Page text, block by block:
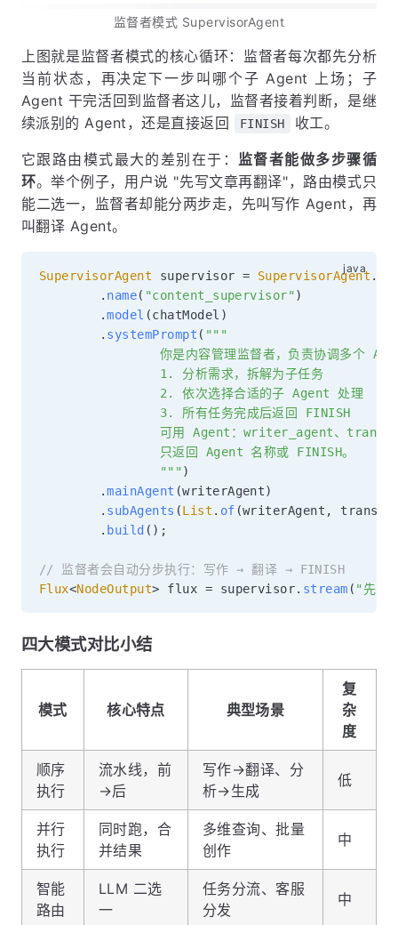
监督者模式 SupervisorAgent
上图就是监督者模式的核心循环：监督者每次都先分析
当前状态，再决定下一步叫哪个子 Agent 上场；子
Agent 干完活回到监督者这儿，监督者接着判断，是继
续派别的 Agent，还是直接返回
FINISH 收工。
它跟路由模式最大的差别在于：监督者能做多步骤循
环。举个例子，用户说 "先写文章再翻译"，路由模式只
能二选一，监督者却能分两步走，先叫写作 Agent，再
叫翻译 Agent。
SupervisorAgent supervisor = SupervisorAgent .
. name( "content_supervisor" )
.model (chatModel )
. systemPrompt ( """
你是内容管理监督者，负责协调多个
                1. 分析需求，拆解为子任务
                2. 依次选择合适的子 Agent 处理
                3. 所有任务完成后返回 FINISH
可用 Agent：writer_agent、
                只返回 Agent 名称或 FINISH。
                """
)
.mainAgent (writerAgent)
. subAgents (List . of (writerAgent ,
. build ( ) ;
// 监督者会自动分步执行：写作 → 翻译 → FINISH
Flux<NodeOutput> flux = supervisor. stream ( "先写
四大模式对比小结
模式 核心特点 典型场景
复
杂
度
顺序
执行
流水线，前
→后
写作→翻译、分
析→生成
低
并行
执行
同时跑，合
并结果
多维查询、批量
创作
中
智能
路由
LLM 二选
一
任务分流、客服
分发
中